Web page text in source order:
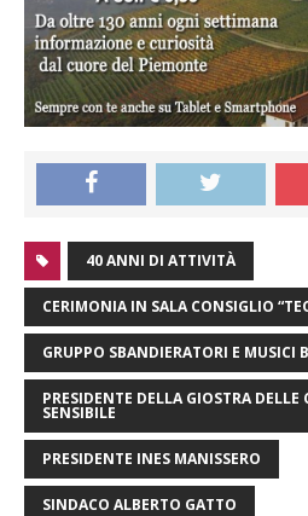
40 ANNI DI ATTIVITÀ
CERIMONIA IN SALA CONSIGLIO
GRUPPO SBANDIERATORI E MUSICI
PRESIDENTE DELLA GIOSTRA
SENSIBILE
PRESIDENTE INES MANISSERO
SINDACO ALBERTO GATTO